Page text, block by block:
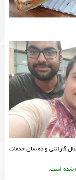
گارانتی و ده سال خدمات